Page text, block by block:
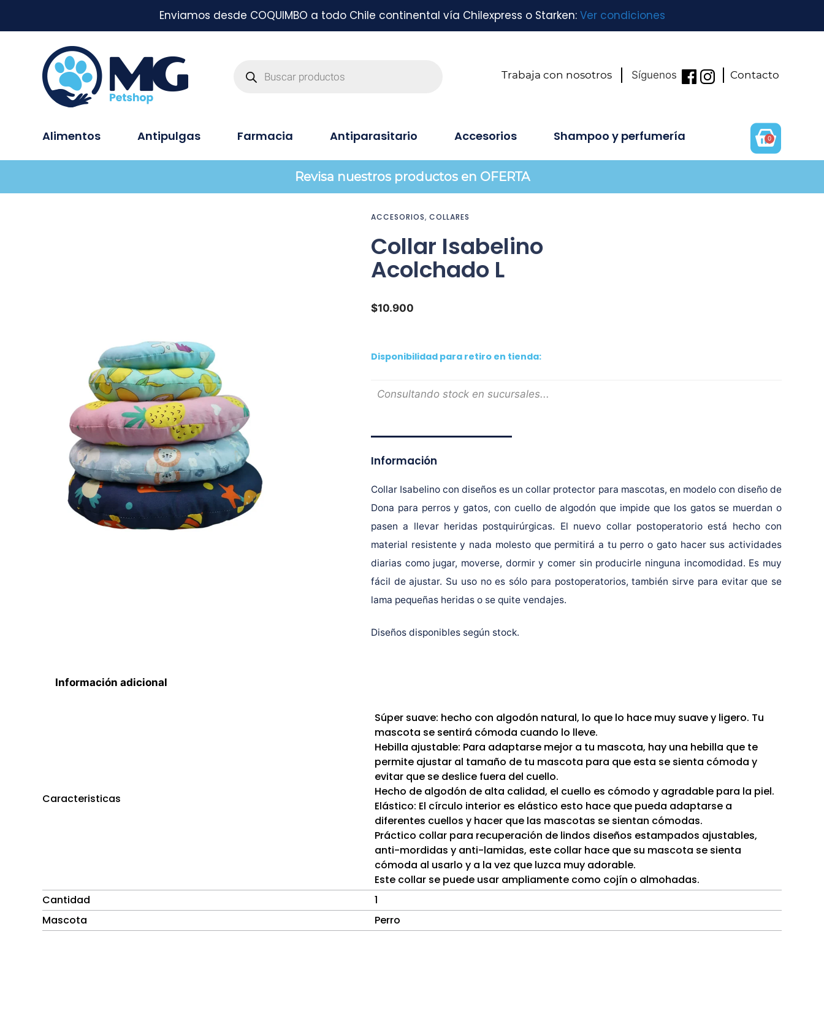
Enviamos desde COQUIMBO a todo Chile continental vía Chilexpress o Starken: Ver condiciones
Trabaja con nosotros Síguenos Contacto
Alimentos Antipulgas Farmacia Antiparasitario Accesorios Shampoo y perfumería 0
Revisa nuestros productos en OFERTA
ACCESORIOS, COLLARES
Collar Isabelino
Acolchado L
$10.900
Disponibilidad para retiro en tienda:
Consultando stock en sucursales...
Información
Collar Isabelino con diseños es un collar protector para mascotas, en modelo con diseño de
Dona para perros y gatos, con cuello de algodón que impide que los gatos se muerdan o
pasen a llevar heridas postquirúrgicas. El nuevo collar postoperatorio está hecho con
material resistente y nada molesto que permitirá a tu perro o gato hacer sus actividades
diarias como jugar, moverse, dormir y comer sin producirle ninguna incomodidad. Es muy
fácil de ajustar. Su uso no es sólo para postoperatorios, también sirve para evitar que se
lama pequeñas heridas o se quite vendajes.
Diseños disponibles según stock.
Información adicional
Caracteristicas
Súper suave: hecho con algodón natural, lo que lo hace muy suave y ligero. Tu
mascota se sentirá cómoda cuando lo lleve.
Hebilla ajustable: Para adaptarse mejor a tu mascota, hay una hebilla que te
permite ajustar al tamaño de tu mascota para que esta se sienta cómoda y
evitar que se deslice fuera del cuello.
Hecho de algodón de alta calidad, el cuello es cómodo y agradable para la piel.
Elástico: El círculo interior es elástico esto hace que pueda adaptarse a
diferentes cuellos y hacer que las mascotas se sientan cómodas.
Práctico collar para recuperación de lindos diseños estampados ajustables,
anti-mordidas y anti-lamidas, este collar hace que su mascota se sienta
cómoda al usarlo y a la vez que luzca muy adorable.
Este collar se puede usar ampliamente como cojín o almohadas.
Cantidad
1
Mascota
Perro